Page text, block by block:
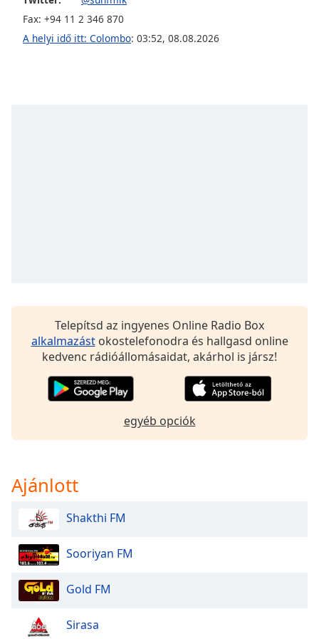
dialog
window.
Color
Opacity
Color
Opacity
Text
Edge
Fax: +94 11 2 346 870
A helyi idő itt: Colombo: 03:52, 08.08.2026
Telepítsd az ingyenes Online Radio Box
alkalmazástokostelefonodra és hallgasd online
kedvenc rádióállomásaidat, akárhol is jársz!
egyéb opciók
Ajánlott
Shakthi FM
Sooriyan FM
Gold FM
Sirasa